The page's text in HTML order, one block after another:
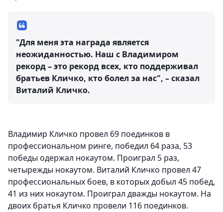
"Для меня эта награда является
неожиданностью. Наш с Владимиром
рекорд – это рекорд всех, кто поддерживал
братьев Кличко, кто болел за нас", – сказал
Виталий Кличко.
Владимир Кличко провел 69 поединков в
профессиональном ринге, победил 64 раза, 53
победы одержал нокаутом. Проиграл 5 раз,
четырежды нокаутом. Виталий Кличко провел 47
профессиональных боев, в которых добыл 45 побед,
41 из них нокаутом. Проиграл дважды нокаутом. На
двоих братья Кличко провели 116 поединков.